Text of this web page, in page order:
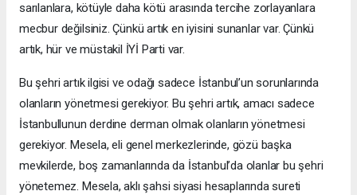
sarılanlara, kötüyle daha kötü arasında tercihe zorlayanlara
mecbur değilsiniz. Çünkü artık en iyisini sunanlar var. Çünkü
artık, hür ve müstakil İYİ Parti var.
Bu şehri artık ilgisi ve odağı sadece İstanbul’un sorunlarında
olanların yönetmesi gerekiyor. Bu şehri artık, amacı sadece
İstanbullunun derdine derman olmak olanların yönetmesi
gerekiyor. Mesela, eli genel merkezlerinde, gözü başka
mevkilerde, boş zamanlarında da İstanbul’da olanlar bu şehri
yönetemez. Mesela, aklı şahsi siyasi hesaplarında sureti